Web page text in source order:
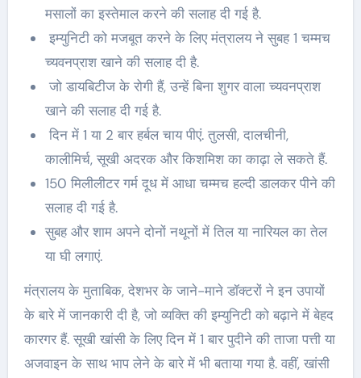
मसालों का इस्तेमाल करने की सलाह दी गई है.
इम्युनिटी को मजबूत करने के लिए मंत्रालय ने सुबह 1 चम्मच
च्यवनप्राश खाने की सलाह दी है.
जो डायबिटीज के रोगी हैं, उन्हें बिना शुगर वाला च्यवनप्राश
खाने की सलाह दी गई है.
दिन में 1 या 2 बार हर्बल चाय पीएं. तुलसी, दालचीनी,
कालीमिर्च, सूखी अदरक और किशमिश का काढ़ा ले सकते हैं.
150 मिलीलीटर गर्म दूध में आधा चम्मच हल्दी डालकर पीने की
सलाह दी गई है.
सुबह और शाम अपने दोनों नथूनों में तिल या नारियल का तेल
या घी लगाएं.
मंत्रालय के मुताबिक, देशभर के जाने-माने डॉक्टरों ने इन उपायों
के बारे में जानकारी दी है, जो व्यक्ति की इम्युनिटी को बढ़ाने में बेहद
कारगर हैं. सूखी खांसी के लिए दिन में 1 बार पुदीने की ताजा पत्ती या
अजवाइन के साथ भाप लेने के बारे में भी बताया गया है. वहीं, खांसी